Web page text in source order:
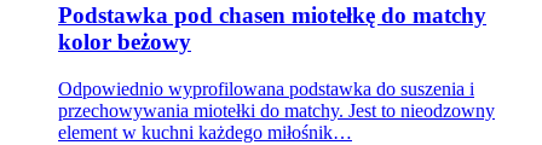
Podstawka pod chasen miotełkę do matchy
kolor beżowy
Odpowiednio wyprofilowana podstawka do suszenia i
przechowywania miotełki do matchy. Jest to nieodzowny
element w kuchni każdego miłośnik…